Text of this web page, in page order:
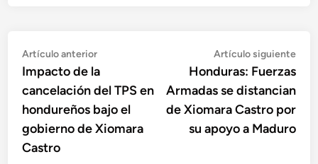
Navegación
de
entradas
Artículo anteriorArtículo
anterior:
Impacto de la
cancelación del TPS en
hondureños bajo el
gobierno de Xiomara
Castro
Artículo siguiente
Honduras: Fuerzas
Armadas se distancian
de Xiomara Castro por
su apoyo a Maduro